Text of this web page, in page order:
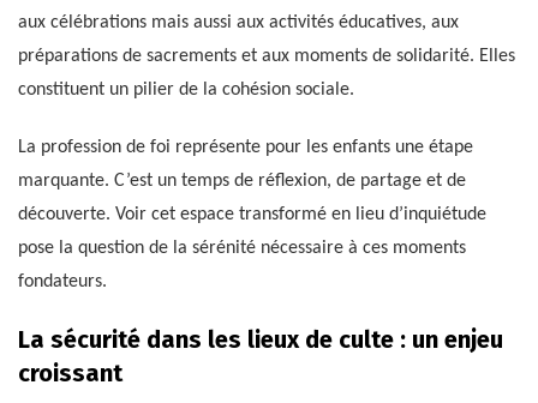
aux célébrations mais aussi aux activités éducatives, aux
préparations de sacrements et aux moments de solidarité. Elles
constituent un pilier de la cohésion sociale.
La profession de foi représente pour les enfants une étape
marquante. C’est un temps de réflexion, de partage et de
découverte. Voir cet espace transformé en lieu d’inquiétude
pose la question de la sérénité nécessaire à ces moments
fondateurs.
La sécurité dans les lieux de culte : un enjeu
croissant